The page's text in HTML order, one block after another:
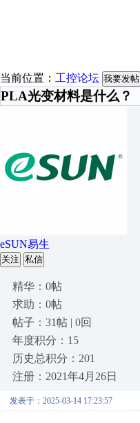
当前位置： 工控论坛 我要发帖
PLA光变材料是什么？
eSUN易生
关注 私信
精华：0帖
求助：0帖
帖子：31帖 | 0回
年度积分：15
历史总积分：201
注册：2021年4月26日
发表于：2025-03-14 17:23:57